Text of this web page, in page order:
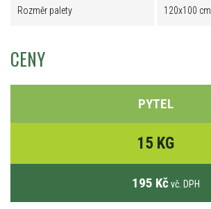
Rozměr palety 120x100 cm
CENY
PYTEL
15 KG
195 Kč vč. DPH